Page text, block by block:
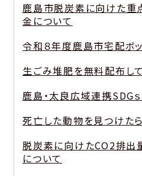
鹿島市脱炭素に向けた重
金について
令和８年度鹿島市宅配ボ
生ごみ堆肥を無料配布し
鹿島・太良広域連携SDG
死亡した動物を見つけたら
脱炭素に向けたCO2排出
について